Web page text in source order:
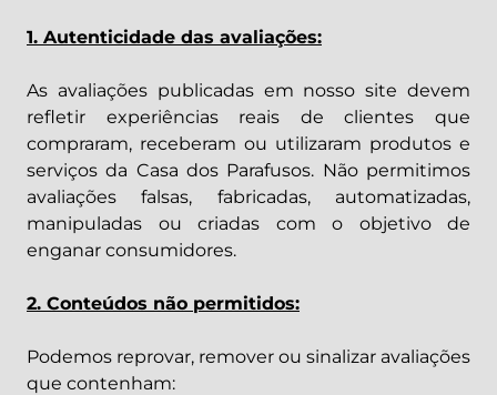
1. Autenticidade das avaliações:
As avaliações publicadas em nosso site devem
refletir experiências reais de clientes que
compraram, receberam ou utilizaram produtos e
serviços da Casa dos Parafusos. Não permitimos
avaliações falsas, fabricadas, automatizadas,
manipuladas ou criadas com o objetivo de
enganar consumidores.
2. Conteúdos não permitidos:
Podemos reprovar, remover ou sinalizar avaliações
que contenham: